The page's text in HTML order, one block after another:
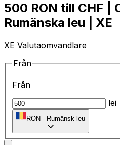
500 RON till CHF |
Rumänska leu | XE
XE Valutaomvandlare
Från
Från
lei
RON - Rumänsk leu